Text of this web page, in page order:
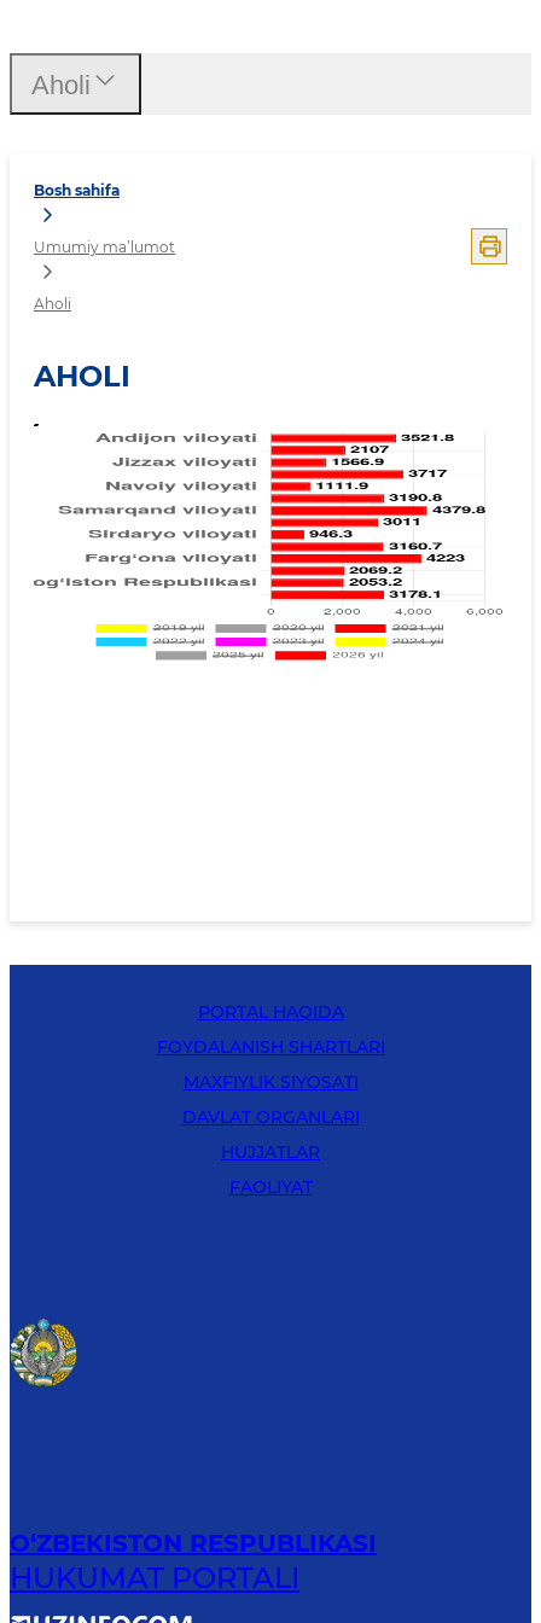
Bosh sahifa
Umumiy ma’lumot
Aholi
AHOLI
Aholi
PORTAL HAQIDA
FOYDALANISH SHARTLARI
MAXFIYLIK SIYOSATI
DAVLAT ORGANLARI
HUJJATLAR
FAOLIYAT
O‘ZBEKISTON RESPUBLIKASI
HUKUMAT PORTALI